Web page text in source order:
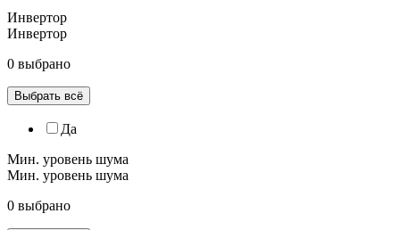
Инвертор
Инвертор
0 выбрано
Выбрать всё
Да
Мин. уровень шума
Мин. уровень шума
0 выбрано